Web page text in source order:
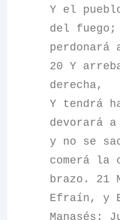
Y el
del fuego;
perdonará
20 Y
derecha,
Y tendrá
devorará
y no se
comerá la
brazo. 21
Efraín, y
Manasés;